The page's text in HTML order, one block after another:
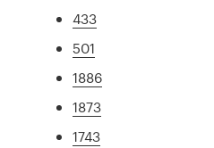
433
501
1886
1873
1743